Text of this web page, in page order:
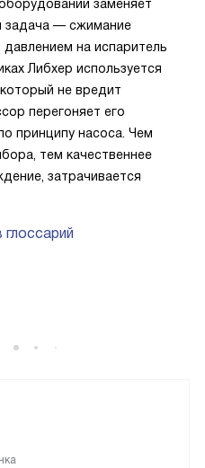
заменяет
задача — сжимание
на испаритель
Либхер используется
не вредит
перегоняет его
принципу насоса. Чем
тем качественнее
затрачивается
глоссарий